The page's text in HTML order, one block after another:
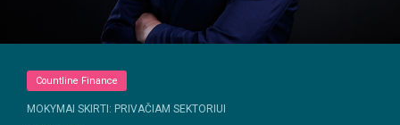
Countline Finance
MOKYMAI SKIRTI: PRIVAČIAM SEKTORIUI